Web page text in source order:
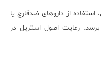
استفاده از داروهای ضدقارچ یا
برسد. رعایت اصول استریل در